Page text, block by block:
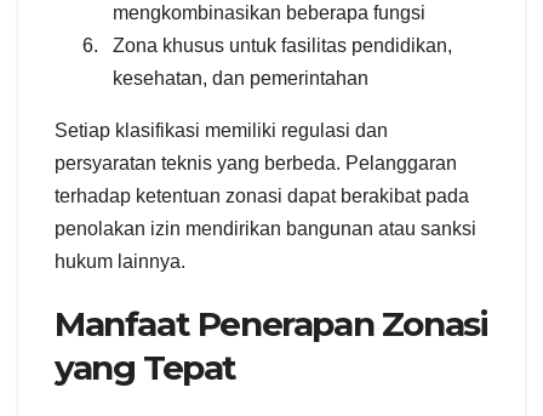
mengkombinasikan beberapa fungsi
Zona khusus untuk fasilitas pendidikan,
kesehatan, dan pemerintahan
Setiap klasifikasi memiliki regulasi dan
persyaratan teknis yang berbeda. Pelanggaran
terhadap ketentuan zonasi dapat berakibat pada
penolakan izin mendirikan bangunan atau sanksi
hukum lainnya.
Manfaat Penerapan Zonasi
yang Tepat